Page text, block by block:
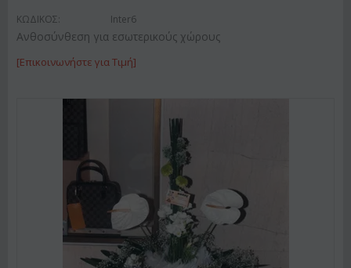
ΚΩΔΙΚΟΣ: Inter6
Ανθοσύνθεση για εσωτερικούς χώρους
[Επικοινωνήστε για Τιμή]